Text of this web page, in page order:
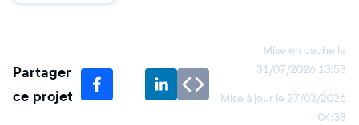
Partager
ce projet
Mise en cache le
31/07/2026 13:53
Mise à jour le 27/03/2026
04:38